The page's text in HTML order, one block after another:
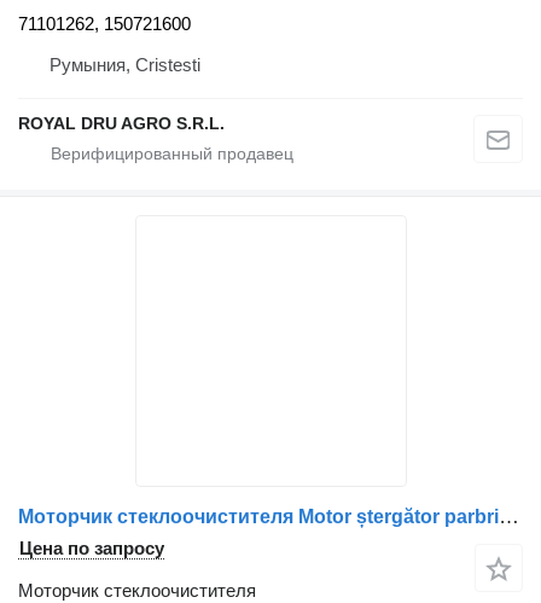
71101262, 150721600
Румыния, Cristesti
ROYAL DRU AGRO S.R.L.
Моторчик стеклоочистителя Motor ștergător parbriz 1765185 для грузовика Scania 1169428
Цена по запросу
Моторчик стеклоочистителя